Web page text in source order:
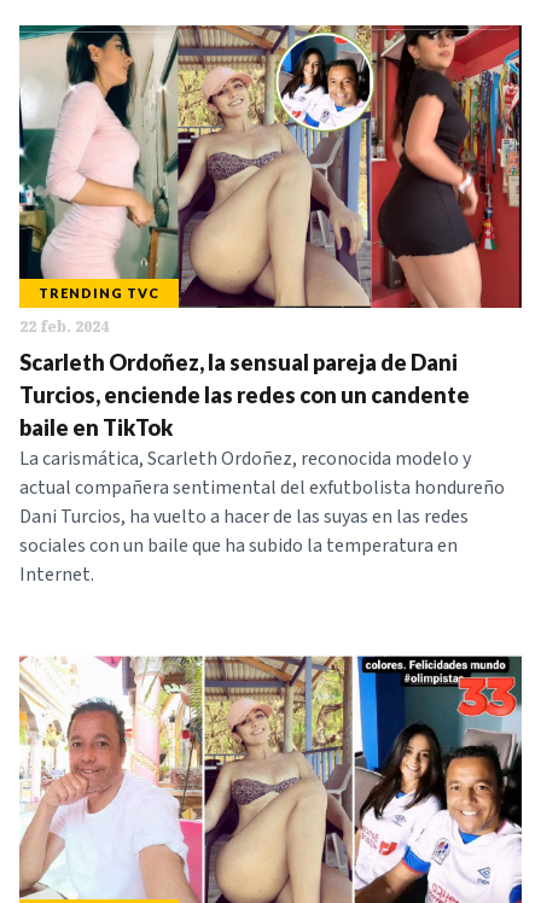
TRENDING TVC
22 feb. 2024
Scarleth Ordoñez, la sensual pareja de Dani
Turcios, enciende las redes con un candente
baile en TikTok
La carismática, Scarleth Ordoñez, reconocida modelo y
actual compañera sentimental del exfutbolista hondureño
Dani Turcios, ha vuelto a hacer de las suyas en las redes
sociales con un baile que ha subido la temperatura en
Internet.